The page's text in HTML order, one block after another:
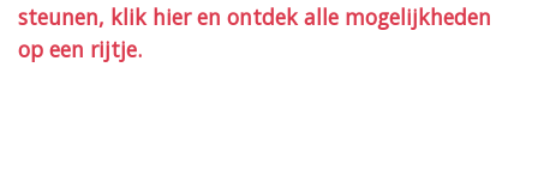
steunen, klik hier en ontdek alle mogelijkheden
op een rijtje.